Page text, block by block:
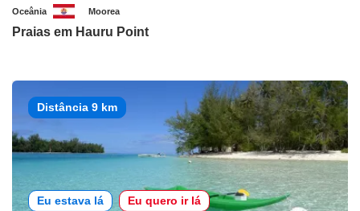
Oceânia Moorea
Praias em Hauru Point
Distância 9 km
Eu estava lá Eu quero ir lá